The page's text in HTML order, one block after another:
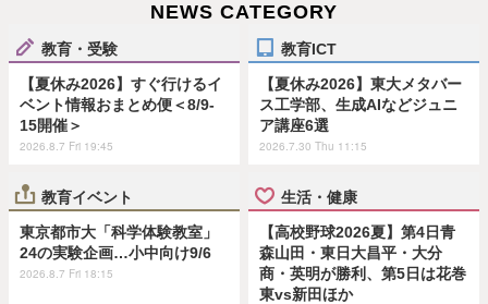
NEWS CATEGORY
教育・受験
【夏休み2026】すぐ行けるイ
ベント情報おまとめ便＜8/9-
15開催＞
2026.8.7 Fri 19:45
教育ICT
【夏休み2026】東大メタバー
ス工学部、生成AIなどジュニ
ア講座6選
2026.7.30 Thu 11:15
教育イベント
東京都市大「科学体験教室」
24の実験企画…小中向け9/6
2026.8.7 Fri 18:15
生活・健康
【高校野球2026夏】第4日青
森山田・東日大昌平・大分
商・英明が勝利、第5日は花巻
東vs新田ほか